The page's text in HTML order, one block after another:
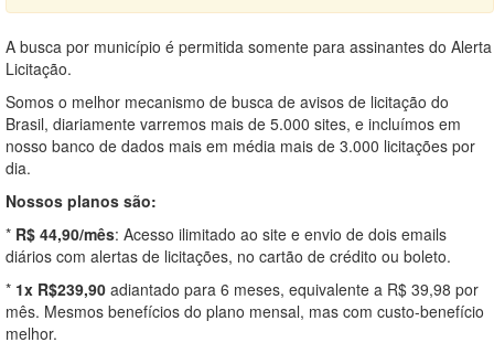
A busca por município é permitida somente para assinantes do Alerta
Licitação.
Somos o melhor mecanismo de busca de avisos de licitação do
Brasil, diariamente varremos mais de 5.000 sites, e incluímos em
nosso banco de dados mais em média mais de 3.000 licitações por
dia.
Nossos planos são:
* R$ 44,90/mês: Acesso ilimitado ao site e envio de dois emails
diários com alertas de licitações, no cartão de crédito ou boleto.
* 1x R$239,90 adiantado para 6 meses, equivalente a R$ 39,98 por
mês. Mesmos benefícios do plano mensal, mas com custo-benefício
melhor.